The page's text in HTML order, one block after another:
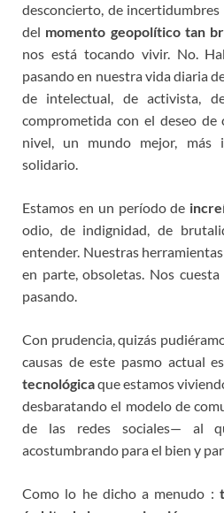
desconcierto, de
del momento geopolítico tan
nos está tocando vivir. No.
pasando en nuestra vida diaria
de intelectual, de activista,
comprometida con el deseo de
nivel, un mundo mejor, más
solidario.
Estamos en un período de
odio, de indignidad, de
entender. Nuestras
en parte, obsoletas. Nos
pasando.
Con prudencia, quizás
causas de este pasmo actual es
tecnológicaque estamos
desbaratando el modelo de
de las redes sociales— al
acostumbrando para el bien y
Como lo he dicho a menudo :